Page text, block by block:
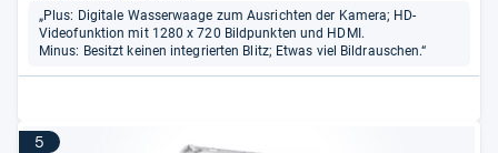
„Plus: Digitale Wasserwaage zum Ausrichten der Kamera; HD-
Videofunktion mit 1280 x 720 Bildpunkten und HDMI.
Minus: Besitzt keinen integrierten Blitz; Etwas viel Bildrauschen.“
5